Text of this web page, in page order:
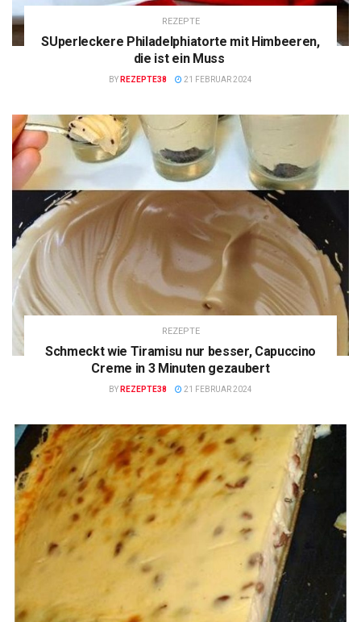
REZEPTE
SUperleckere Philadelphiatorte mit Himbeeren,
die ist ein Muss
BY REZEPTE38 21 FEBRUAR 2024
REZEPTE
Schmeckt wie Tiramisu nur besser, Capuccino
Creme in 3 Minuten gezaubert
BY REZEPTE38 21 FEBRUAR 2024